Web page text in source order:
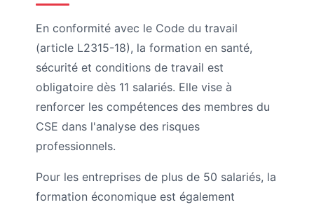
En conformité avec le Code du travail
(article L2315-18), la formation en santé,
sécurité et conditions de travail est
obligatoire dès 11 salariés. Elle vise à
renforcer les compétences des membres du
CSE dans l'analyse des risques
professionnels.
Pour les entreprises de plus de 50 salariés, la
formation économique est également